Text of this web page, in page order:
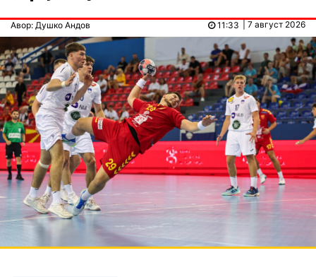
Авор: Душко Андов | 7 август 2026
11:33